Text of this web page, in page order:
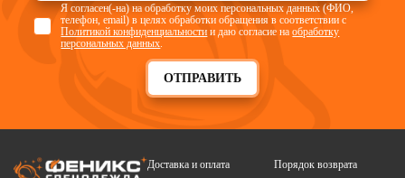
ОТПРАВИТЬ
Я согласен(-на) на обработку моих персональных данных (ФИО,
телефон, email) в целях обработки обращения в соответствии с
Политикой конфиденциальности и даю согласие наобработку
персональных данных
Доставка и оплата
Порядок возврата